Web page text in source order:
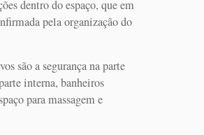
dentro do espaço, que em
pela organização do
são a segurança na parte
interna, banheiros
para massagem e